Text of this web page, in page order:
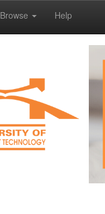
Browse Help